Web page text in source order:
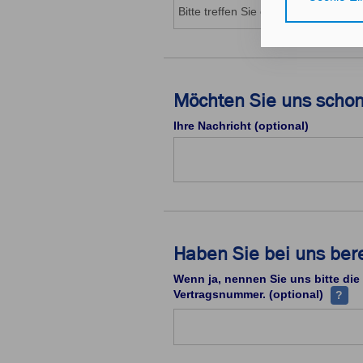
Gerät bzw.
25 Abs. 1
nicht
Zusätzlich
Möchten Sie uns
Ihre Nachricht (optional)
Haben Sie bei uns
Wenn ja, nennen Sie uns bitte die
Vertragsnummer. (optional)
Ihre
?